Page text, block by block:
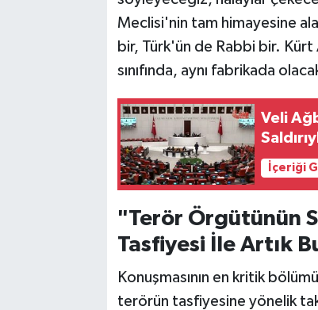
Meclisi'nin tam himayesine
bir, Türk'ün de Rabbi bir. Kürt
sınıfında, aynı fabrikada
Veli
İçeriği
"Terör Örgütünün
Tasfiyesi İle Artık
Konuşmasının en kritik
terörün tasfiyesine yönelik